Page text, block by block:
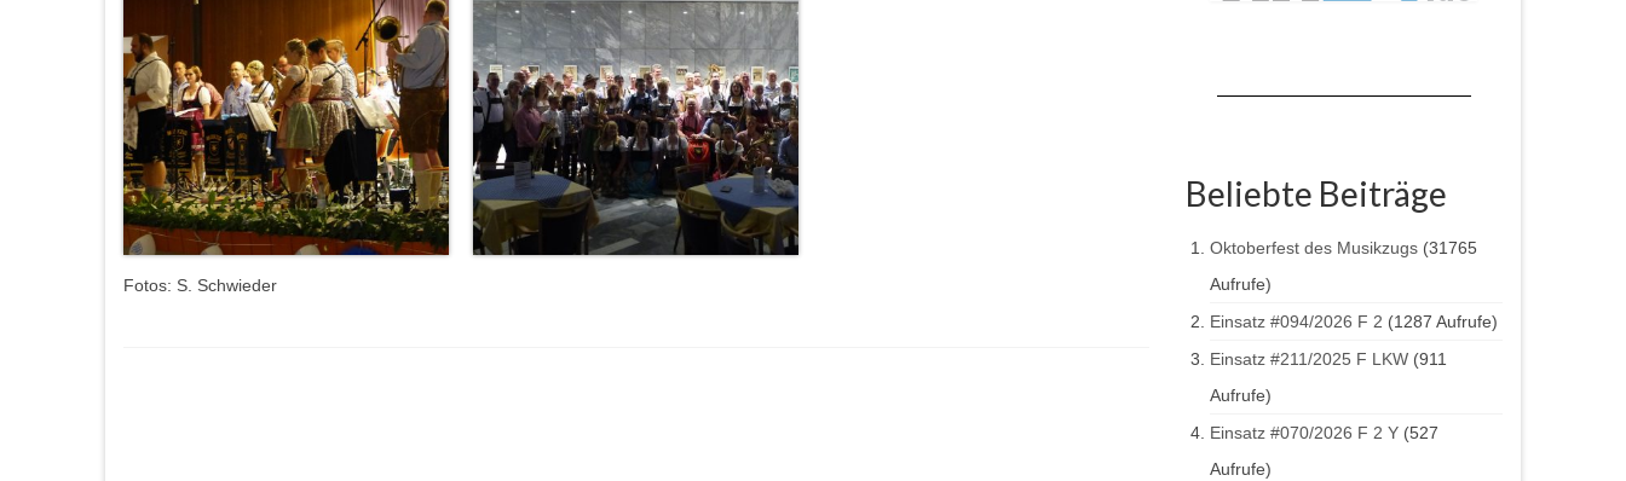
Fotos: S. Schwieder
Beliebte Beiträge
Oktoberfest des Musikzugs (31765
Aufrufe)
Einsatz #094/2026 F 2 (1287 Aufrufe)
Einsatz #211/2025 F LKW (911
Aufrufe)
Einsatz #070/2026 F 2 Y (527
Aufrufe)